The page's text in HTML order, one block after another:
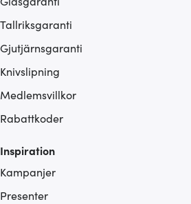
Tallriksgaranti
Gjutjärnsgaranti
Knivslipning
Medlemsvillkor
Rabattkoder
Inspiration
Kampanjer
Presenter